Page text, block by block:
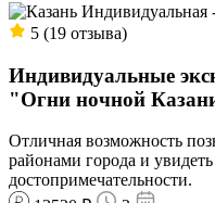
Индивидуальная
5 (19 отзыва)
Индивидуальные
"Огни ночной
Отличная возможность
районами города и
достопримечательности.